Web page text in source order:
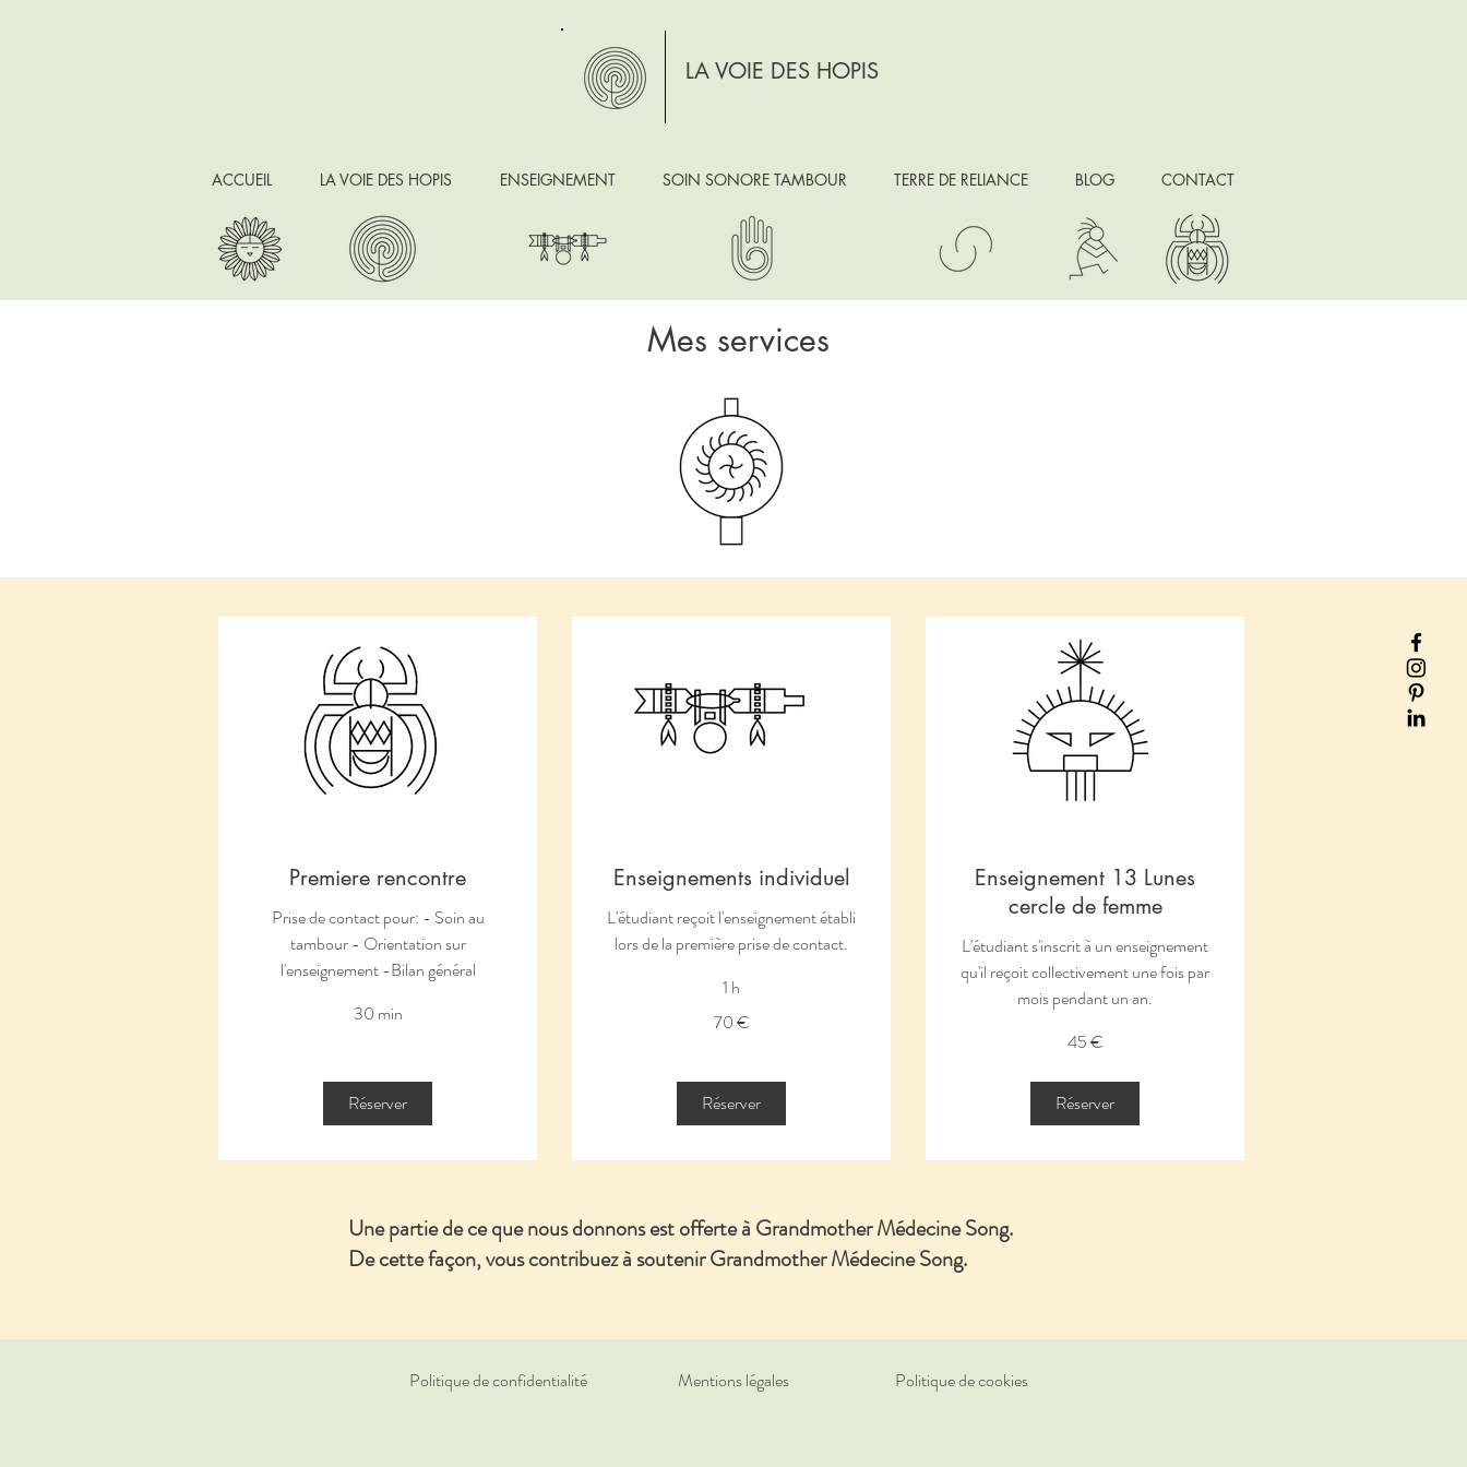
LA VOIE DES HOPIS
ACCUEIL LA VOIE DES HOPIS ENSEIGNEMENT SOIN SONORE TAMBOUR TERRE DE RELIANCE BLOG CONTACT
Mes services
Premiere rencontre
Prise de contact pour: - Soin au
tambour - Orientation sur
l'enseignement -Bilan général
30 min
Réserver
Enseignements individuel
L'étudiant reçoit l'enseignement établi
lors de la première prise de contact.
1 h
70 €
Réserver
Enseignement 13 Lunes
cercle de femme
L'étudiant s'inscrit à un enseignement
qu'il reçoit collectivement une fois par
mois pendant un an.
45 €
Réserver
Une partie de ce que nous donnons est offerte à Grandmother Médecine Song.
De cette façon, vous contribuez à soutenir Grandmother Médecine Song.
Politique de confidentialité Mentions légales Politique de cookies